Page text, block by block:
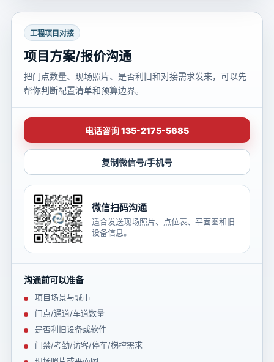
工程项目对接
项目方案/报价沟通
把门点数量、现场照片、是否利旧和对接需求发来，可以先
帮你判断配置清单和预算边界。
电话咨询 135-2175-5685
复制微信号/手机号
微信扫码沟通
适合发送现场照片、点位表、平面图和旧
设备信息。
沟通前可以准备
项目场景与城市
门点/通道/车道数量
是否利旧设备或软件
门禁/考勤/访客/停车/梯控需求